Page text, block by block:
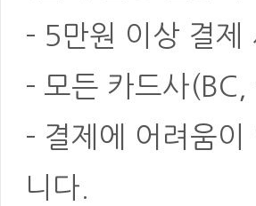
- 5만원 이상 결제
- 모든 카드사
- 결제에 어려움
니다.